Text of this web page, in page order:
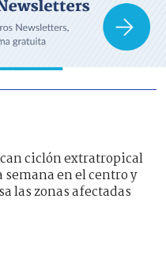
ciclón extratropical
semana en el centro y
las zonas afectadas